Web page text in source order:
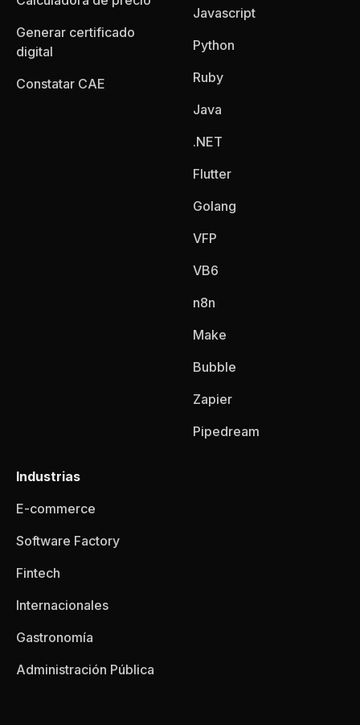
Generar certificado
digital
Constatar CAE
Javascript
Python
Ruby
Java
.NET
Flutter
Golang
VFP
VB6
n8n
Make
Bubble
Zapier
Pipedream
Industrias
E-commerce
Software Factory
Fintech
Internacionales
Gastronomía
Administración Pública